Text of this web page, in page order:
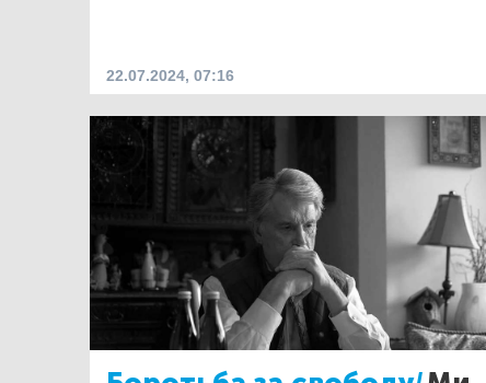
22.07.2024, 07:16